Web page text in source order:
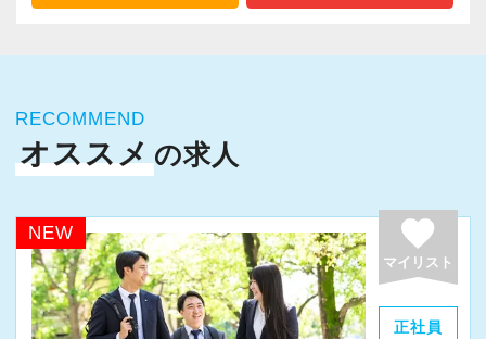
RECOMMEND
オススメの求人
NEW favorite
マイリスト
正社員